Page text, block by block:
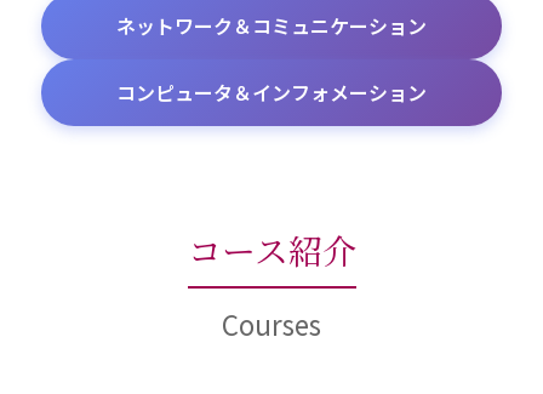
ネットワーク＆コミュニケーション
コンピュータ＆インフォメーション
コース紹介
Courses